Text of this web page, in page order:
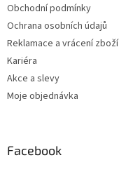
Obchodní podmínky
Ochrana osobních údajů
Reklamace a vrácení zboží
Kariéra
Akce a slevy
Moje objednávka
Facebook